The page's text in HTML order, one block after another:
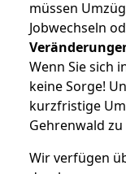
müssen
Jobwechseln
Wenn Sie sich
keine Sorge!
kurzfristige
Gehrenwald zu
Wir verfügen